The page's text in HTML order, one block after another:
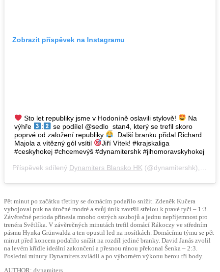
Zobrazit příspěvek na Instagramu
Sto let republiky jsme v Hodoníně oslavili stylově!
Na
výhře
:
se podílel @sedlo_stan4, který se trefil skoro
poprvé od založení republiky
. Další branku přidal Richard
Majola a vítězný gól vsítil
Jiří Vítek! #krajskaliga
#ceskyhokej #chcemevýš #dynamitershk #jihomoravskyhokej
Příspěvek sdílený Dynamiters Blansko HK (@dynamitershk),
Pět minut po začátku třetiny se domácím podařilo snížit. Zdeněk Kučera
vybojoval puk na útočné modré a svůj únik završil střelou k pravé tyči – 1:3.
Závěrečné perioda přinesla mnoho ostrých soubojů a jednu nepříjemnost pro
trenéra Světlíka. V závěrečných minutách trefil domácí Rákoczy ve středním
pásmu Hynka Grünwalda a ten opustil led na nosítkách. Domácímu týmu se pět
minut před koncem podařilo snížit na rozdíl jediné branky. David Janás zvolil
na levém křídle ideální zakončení a přesnou ránou překonal Šenka – 2:3.
Poslední minuty Dynamiters zvládli a po výborném výkonu berou tři body.
AUTHOR: dynamiters